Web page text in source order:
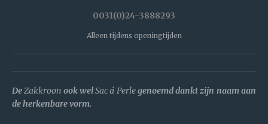
0031(0)24-3888293
Alleen tijdens openingtijden
DeZakkroon ook welSac á Perlegenoemd dankt zijn naam aan
de herkenbare vorm.